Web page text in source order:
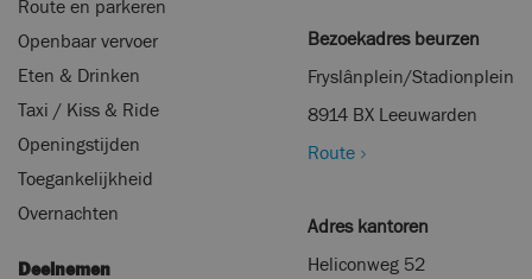
Route en parkeren
Openbaar vervoer
Eten & Drinken
Taxi / Kiss & Ride
Openingstijden
Toegankelijkheid
Overnachten
Deelnemen
Bezoekadres beurzen
Fryslânplein/Stadionplein
8914 BX Leeuwarden
Route
Adres kantoren
Heliconweg 52